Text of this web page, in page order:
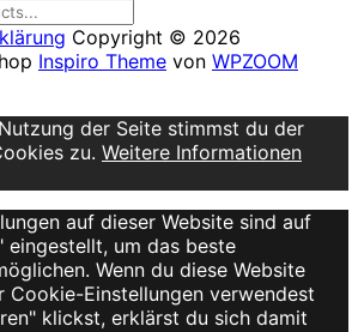
Copyright © 2026
Inspiro Theme von WPZOOM
der Seite stimmst du der
zu. Weitere Informationen
auf dieser Website sind auf
eingestellt, um das beste
Wenn du diese Website
Cookie-Einstellungen verwendest
klickst, erklärst du sich damit